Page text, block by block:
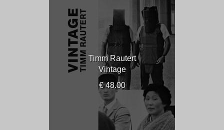
Timm Rautert
Vintage
€ 48.00